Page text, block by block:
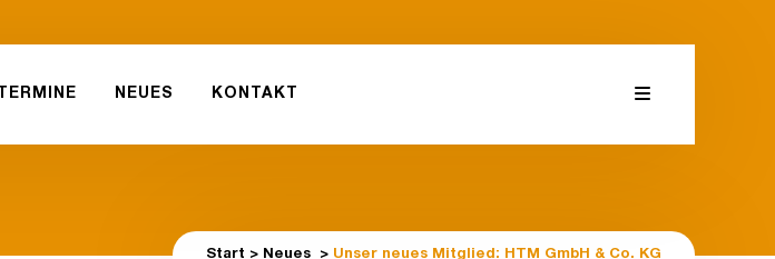
TERMINE NEUES KONTAKT
Start > Neues > Unser neues Mitglied: HTM GmbH & Co. KG